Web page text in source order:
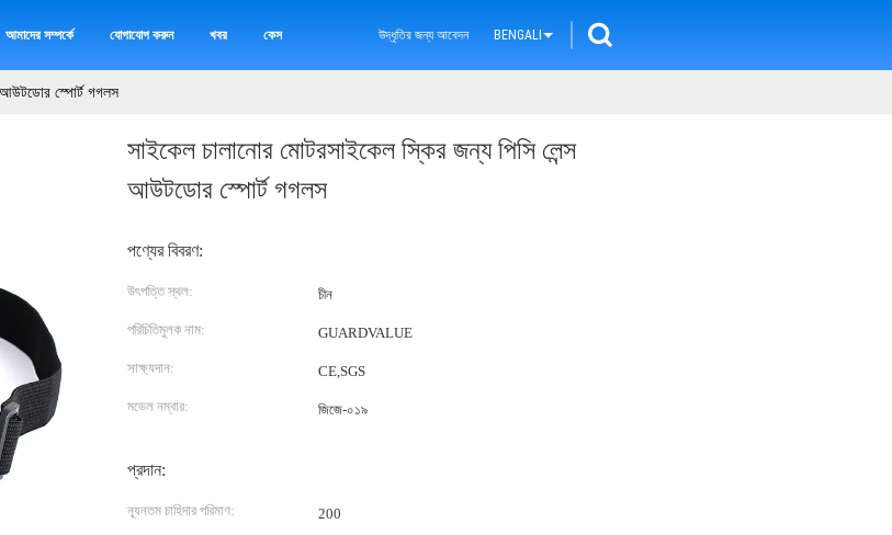
আমাদের সম্পর্কে যোগাযোগ করুন খবর কেস উদ্ধৃতির জন্য আবেদন BENGALI
আউটডোর স্পোর্ট গগলস
সাইকেল চালানোর মোটরসাইকেল স্কির জন্য পিসি লেন্স
আউটডোর স্পোর্ট গগলস
পণ্যের বিবরণ:
উৎপত্তি স্থল: চীন
পরিচিতিমুলক নাম: GUARDVALUE
সাক্ষ্যদান: CE,SGS
মডেল নম্বার: জিজে-০১৯
প্রদান:
ন্যূনতম চাহিদার পরিমাণ: 200